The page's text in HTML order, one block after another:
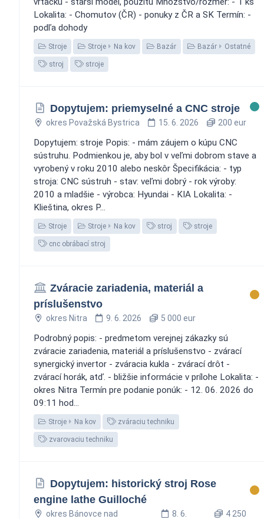
Lokalita: - Chomutov (ČR) - ponuky z ČR a SK Termín: -
podľa dohody
Stroje Stroje Na kov Bazár Bazár Ostatné
stroj stroje
Dopytujem: priemyselné a CNC stroje
okres Považská Bystrica 15. 6. 2026 200 eur
Dopytujem: stroje Popis: - mám záujem o kúpu CNC
sústruhu. Podmienkou je, aby bol v veľmi dobrom stave a
vyrobený v roku 2010 alebo neskôr Špecifikácia: - typ
stroja: CNC sústruh - stav: veľmi dobrý - rok výroby:
2010 a mladšie - výrobca: Hyundai - KIA Lokalita: -
Klieština, okres P...
Stroje Stroje Na kov stroj stroje
cnc obrábací stroj
Zváracie zariadenia, materiál a
príslušenstvo
okres Nitra 9. 6. 2026 5 000 eur
Podrobný popis: - predmetom verejnej zákazky sú
zváracie zariadenia, materiál a príslušenstvo - zvárací
synergický invertor - zváracia kukla - zvárací drôt -
zvárací horák, atď. - bližšie informácie v prílohe Lokalita: -
okres Nitra Termín pre podanie ponúk: - 12. 06. 2026 do
09:11 hod...
Stroje Na kov zváraciu techniku
zvarovaciu techniku
Dopytujem: historický stroj Rose
engine lathe Guilloché
okres Bánovce nad
8. 6.
4 250